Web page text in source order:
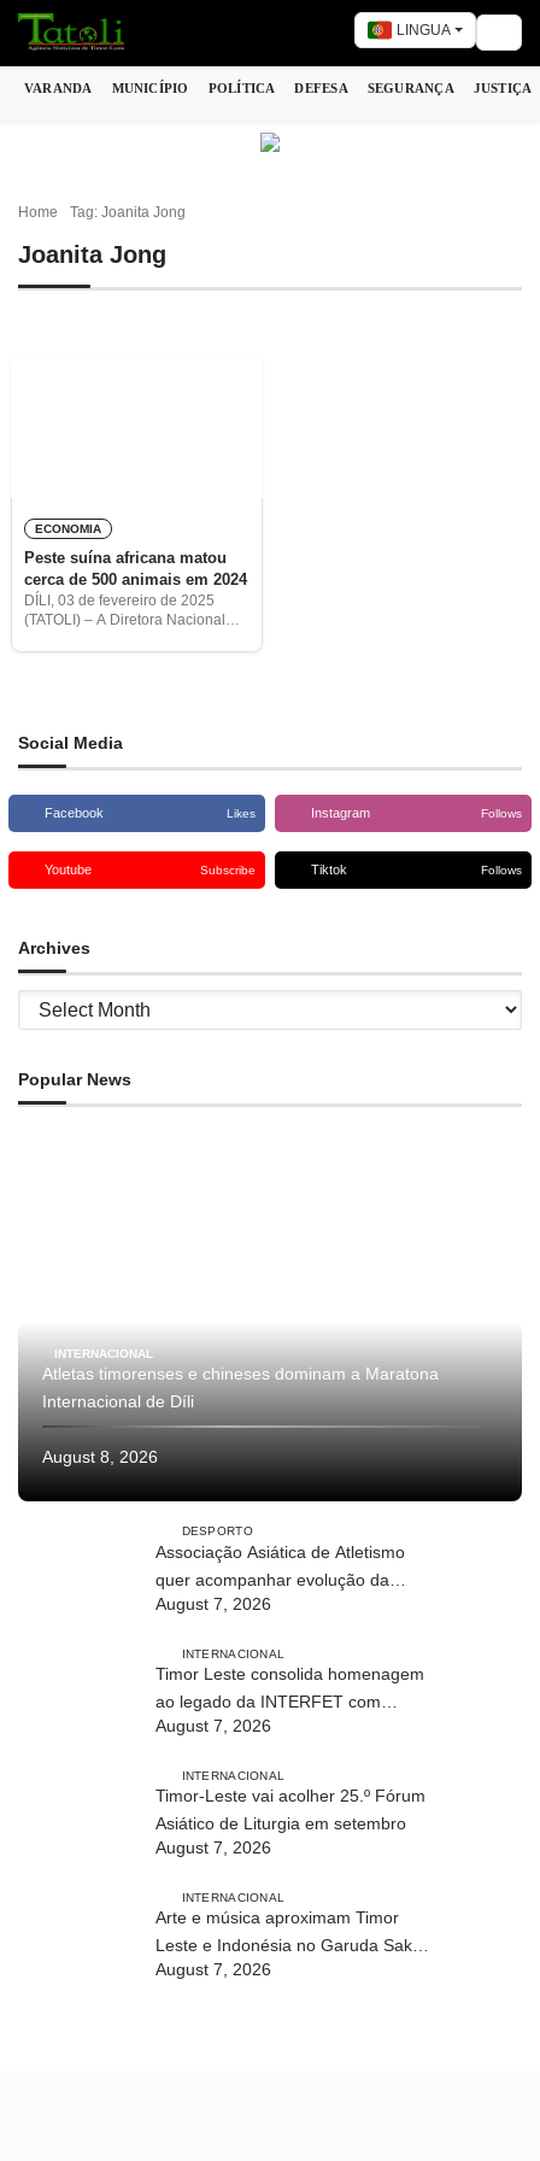
LINGUA
VARANDA MUNICÍPIO POLÍTICA DEFESA SEGURANÇA JUSTIÇA
Home Tag: Joanita Jong
Joanita Jong
ECONOMIA
Peste suína africana matou
cerca de 500 animais em 2024
DÍLI, 03 de fevereiro de 2025
(TATOLI) – A Diretora Nacional
Social Media
Facebook Likes Instagram Follows
Youtube Subscribe Tiktok Follows
Archives
Archives
Popular News
INTERNACIONAL
Atletas timorenses e chineses dominam a Maratona
Internacional de Díli
August 8, 2026
DESPORTO
Associação Asiática de Atletismo
quer acompanhar evolução da
modalidade em Timor Leste
August 7, 2026
INTERNACIONAL
Timor Leste consolida homenagem
ao legado da INTERFET com
avanço de memorial
August 7, 2026
INTERNACIONAL
Timor-Leste vai acolher 25.º Fórum
Asiático de Liturgia em setembro
August 7, 2026
INTERNACIONAL
Arte e música aproximam Timor
Leste e Indonésia no Garuda Sakti
Crossborder Fest 2026
August 7, 2026